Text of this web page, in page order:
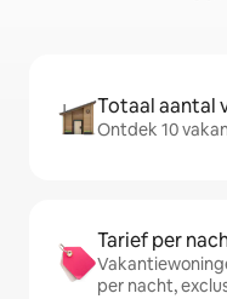
Totaal aantal
Ontdek 10
Tarief per
per nacht,